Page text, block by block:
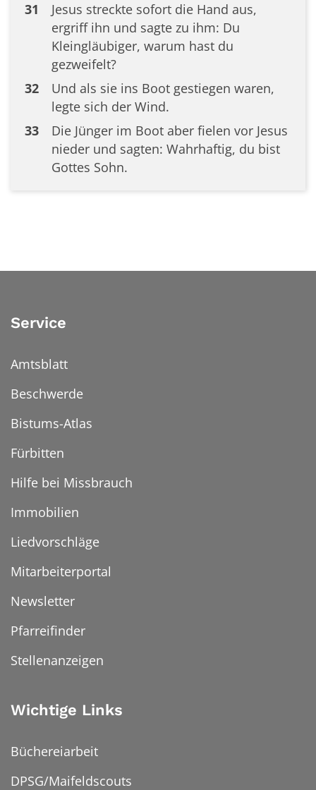
31
Jesus streckte sofort die Hand aus,
ergriff ihn und sagte zu ihm: Du
Kleingläubiger, warum hast du
gezweifelt?
32
Und als sie ins Boot gestiegen waren,
legte sich der Wind.
33
Die Jünger im Boot aber fielen vor Jesus
nieder und sagten: Wahrhaftig, du bist
Gottes Sohn.
Service
Amtsblatt
Beschwerde
Bistums-Atlas
Fürbitten
Hilfe bei Missbrauch
Immobilien
Liedvorschläge
Mitarbeiterportal
Newsletter
Pfarreifinder
Stellenanzeigen
Wichtige Links
Büchereiarbeit
DPSG/Maifeldscouts